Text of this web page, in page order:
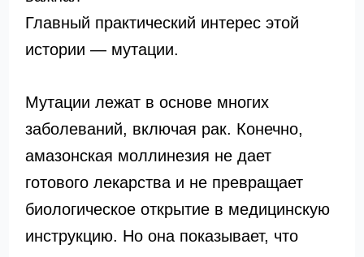
Главный практический интерес этой
истории — мутации.
Мутации лежат в основе многих
заболеваний, включая рак. Конечно,
амазонская моллинезия не дает
готового лекарства и не превращает
биологическое открытие в медицинскую
инструкцию. Но она показывает, что